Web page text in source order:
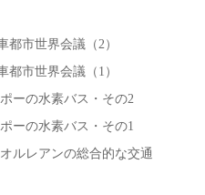
都市世界会議（2）
都市世界会議（1）
ーの水素バス・その2
ーの水素バス・その1
ルレアンの総合的な交通